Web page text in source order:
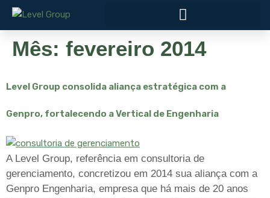
Mês: fevereiro 2014
Level Group consolida aliança estratégica com a
Genpro, fortalecendo a Vertical de Engenharia
A Level Group, referência em consultoria de
gerenciamento, concretizou em 2014 sua aliança com a
Genpro Engenharia, empresa que há mais de 20 anos